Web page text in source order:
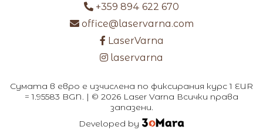
+359 894 622 670
office@laservarna.com
LaserVarna
laservarna
Сумата в евро е изчислена по фиксирания курс 1 EUR
= 1.95583 BGN. | © 2026 Laser Varna Всички права
запазени.
Developed by